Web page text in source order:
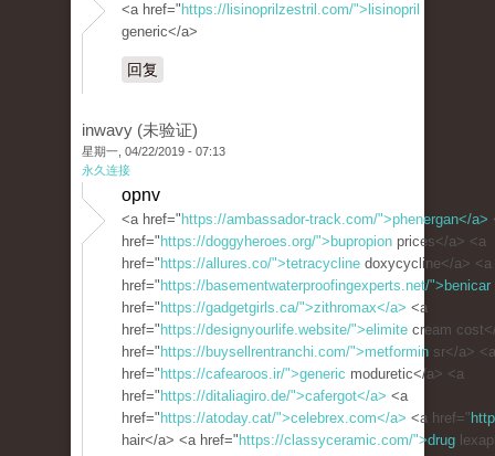
<a href=" https://lisinoprilzestril.com/">lisinopril
generic</a>
回复
inwavy (未验证)
星期一, 04/22/2019 - 07:13
永久连接
opnv
<a href=" https://ambassador-track.com/">phenergan</a>
href=" https://doggyheroes.org/">bupropion prices</a> <a
href=" https://allures.co/">tetracycline doxycycline</a> <a
href=" https://basementwaterproofingexperts.net/">benicar
href=" https://gadgetgirls.ca/">zithromax</a> <a
href=" https://designyourlife.website/">elimite cream
href=" https://buysellrentranchi.com/">metformin sr</a> <a
href=" https://cafearoos.ir/">generic moduretic</a> <a
href=" https://ditaliagiro.de/">cafergot</a> <a
href=" https://atoday.cat/">celebrex.com</a> <a href="
hair</a> <a href=" https://classyceramic.com/">drug